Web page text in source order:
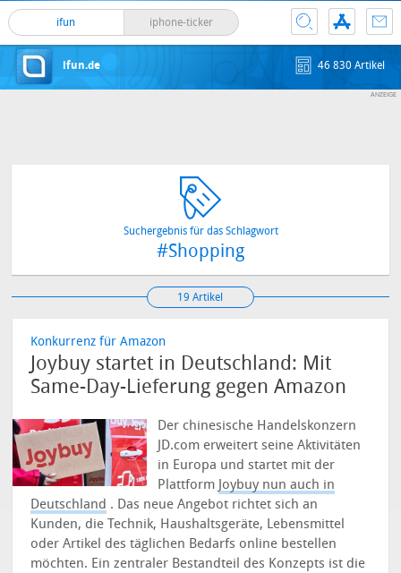
ifun iphone-ticker
ifun.de 46 830 Artikel
Suchergebnis für das Schlagwort
#Shopping
19 Artikel
Konkurrenz für Amazon
Joybuy startet in Deutschland: Mit
Same-Day-Lieferung gegen Amazon
Der chinesische Handelskonzern
JD.com erweitert seine Aktivitäten
in Europa und startet mit der
Plattform Joybuy nun auch in
Deutschland . Das neue Angebot richtet sich an
Kunden, die Technik, Haushaltsgeräte, Lebensmittel
oder Artikel des täglichen Bedarfs online bestellen
möchten. Ein zentraler Bestandteil des Konzepts ist die